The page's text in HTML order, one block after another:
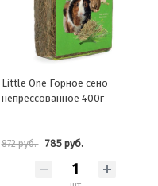
Little One лак-во Сушеная
морковь 200г
413 руб. 372 руб.